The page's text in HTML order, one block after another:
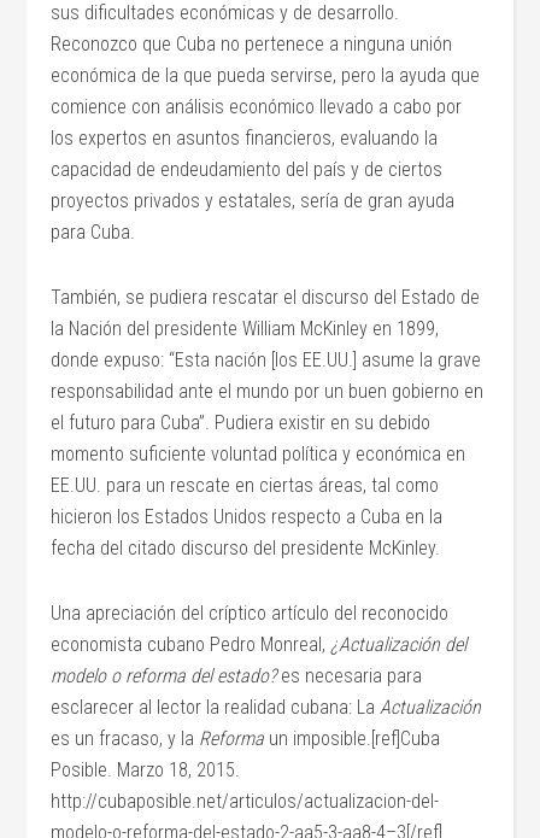
sus dificultades económicas y de desarrollo.
Reconozco que Cuba no pertenece a ninguna unión
económica de la que pueda servirse, pero la ayuda que
comience con análisis económico llevado a cabo por
los expertos en asuntos financieros, evaluando la
capacidad de endeudamiento del país y de ciertos
proyectos privados y estatales, sería de gran ayuda
para Cuba.
También, se pudiera rescatar el discurso del Estado de
la Nación del presidente William McKinley en 1899,
donde expuso: “Esta nación [los EE.UU.] asume la grave
responsabilidad ante el mundo por un buen gobierno en
el futuro para Cuba”. Pudiera existir en su debido
momento suficiente voluntad política y económica en
EE.UU. para un rescate en ciertas áreas, tal como
hicieron los Estados Unidos respecto a Cuba en la
fecha del citado discurso del presidente McKinley.
Una apreciación del críptico artículo del reconocido
economista cubano Pedro Monreal, ¿Actualización del
modelo o reforma del estado?es necesaria para
esclarecer al lector la realidad cubana: LaActualización
es un fracaso, y la Reforma un imposible.[ref]Cuba
Posible. Marzo 18, 2015.
http://cubaposible.net/articulos/actualizacion-del-
modelo-o-reforma-del-estado-2-aa5-3-aa8-4–3[/ref]